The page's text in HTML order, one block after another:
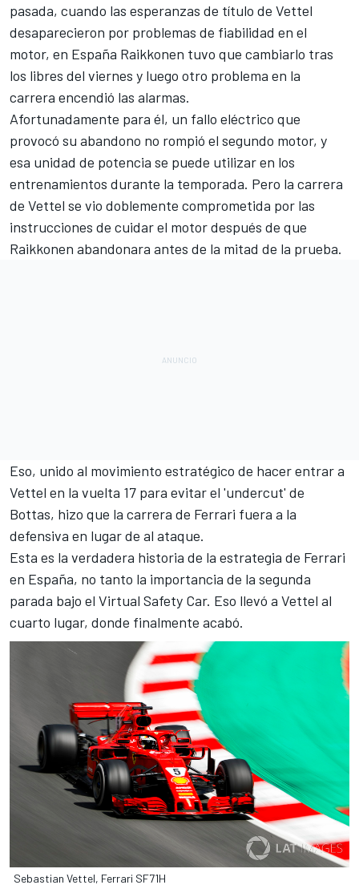
pasada, cuando las esperanzas de título de Vettel
desaparecieron por problemas de fiabilidad en el
motor, en España Raikkonen tuvo que cambiarlo tras
los libres del viernes y luego otro problema en la
carrera encendió las alarmas.
Afortunadamente para él, un fallo eléctrico que
provocó su abandono no rompió el segundo motor, y
esa unidad de potencia se puede utilizar en los
entrenamientos durante la temporada. Pero la carrera
de Vettel se vio doblemente comprometida por las
instrucciones de cuidar el motor después de que
Raikkonen abandonara antes de la mitad de la prueba.
Eso, unido al movimiento estratégico de hacer entrar a
Vettel en la vuelta 17 para evitar el 'undercut' de
Bottas, hizo que la carrera de Ferrari fuera a la
defensiva en lugar de al ataque.
Esta es la verdadera historia de la estrategia de Ferrari
en España, no tanto la importancia de la segunda
parada bajo el Virtual Safety Car. Eso llevó a Vettel al
cuarto lugar, donde finalmente acabó.
Sebastian Vettel, Ferrari SF71H